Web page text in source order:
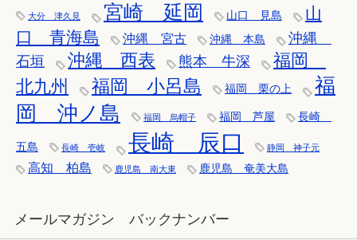
大分 津久見 宮崎 延岡 山口 見島
山
口 青海島
沖縄 宮古 沖縄 本島
沖縄
石垣
沖縄 西表 熊本 牛深
福岡
北九州
福岡 小呂島 福岡 栗の上
福
岡 沖ノ島
福岡 烏帽子 福岡 芦屋 長崎
五島 長崎 壱岐 長崎 辰口 静岡 神子元
高知 柏島 鹿児島 南大東 鹿児島 奄美大島
メールマガジン バックナンバー